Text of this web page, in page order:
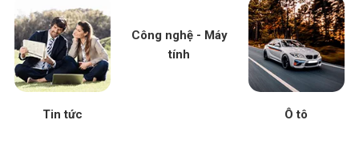
Tin tức
Công nghệ - Máy
tính
Ô tô